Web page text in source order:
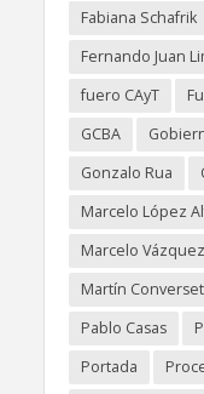
Fabiana Schafrik
Fernando Juan
fuero CAyT
GCBA
Gonzalo Rua
Marcelo López
Marcelo Vázquez
Martín Converset
Pablo Casas
Portada